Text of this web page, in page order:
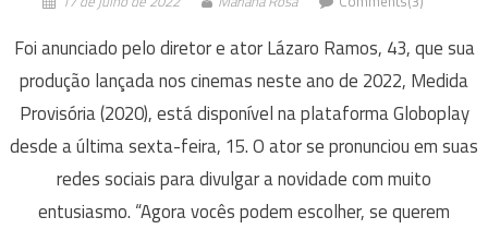
Foi anunciado pelo diretor e ator Lázaro Ramos, 43, que sua
produção lançada nos cinemas neste ano de 2022, Medida
Provisória (2020), está disponível na plataforma Globoplay
desde a última sexta-feira, 15. O ator se pronunciou em suas
redes sociais para divulgar a novidade com muito
entusiasmo. “Agora vocês podem escolher, se querem